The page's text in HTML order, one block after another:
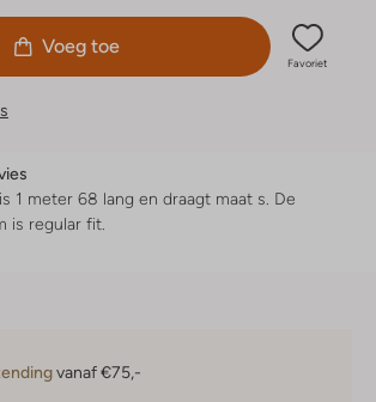
Voeg toe
Favoriet
1 meter 68 lang en draagt maat s. De
is regular fit
vanaf €75,-